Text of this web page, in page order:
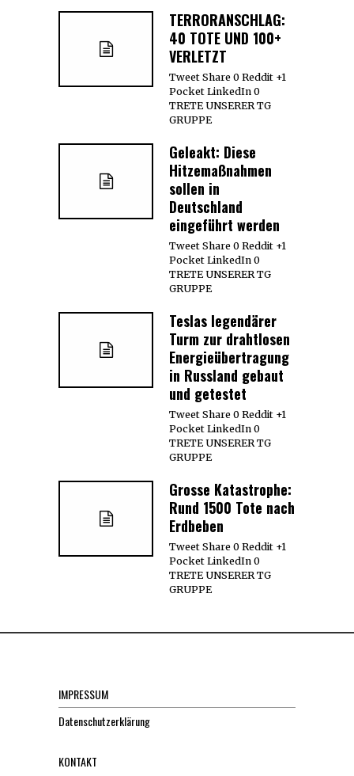
TERRORANSCHLAG:
40 TOTE UND 100+
VERLETZT
Tweet Share 0 Reddit +1
Pocket LinkedIn 0
TRETE UNSERER TG
GRUPPE
Geleakt: Diese
Hitzemaßnahmen
sollen in
Deutschland
eingeführt werden
Tweet Share 0 Reddit +1
Pocket LinkedIn 0
TRETE UNSERER TG
GRUPPE
Teslas legendärer
Turm zur drahtlosen
Energieübertragung
in Russland gebaut
und getestet
Tweet Share 0 Reddit +1
Pocket LinkedIn 0
TRETE UNSERER TG
GRUPPE
Grosse Katastrophe:
Rund 1500 Tote nach
Erdbeben
Tweet Share 0 Reddit +1
Pocket LinkedIn 0
TRETE UNSERER TG
GRUPPE
IMPRESSUM
Datenschutzerklärung
KONTAKT